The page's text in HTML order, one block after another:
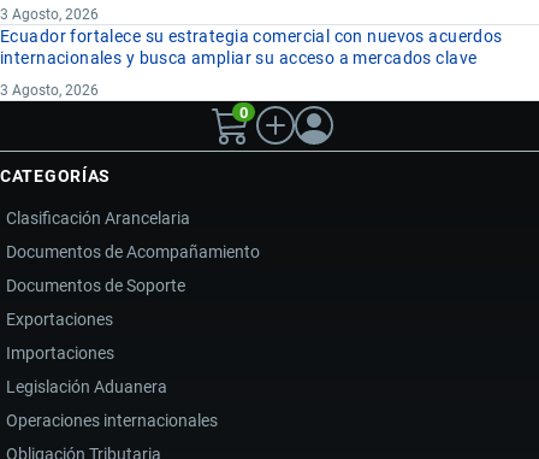
3 Agosto, 2026
Ecuador fortalece su estrategia comercial con nuevos acuerdos
internacionales y busca ampliar su acceso a mercados clave
3 Agosto, 2026
0
CATEGORÍAS
Clasificación Arancelaria
Documentos de Acompañamiento
Documentos de Soporte
Exportaciones
Importaciones
Legislación Aduanera
Operaciones internacionales
Obligación Tributaria